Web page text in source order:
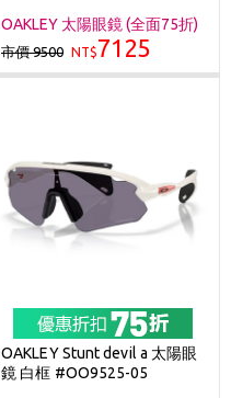
OAKLEY 太陽眼鏡 (全面75折)
市價 9500 NT$7125
OAKLEY Stunt devil a 太陽眼
鏡 白框 #OO9525-05